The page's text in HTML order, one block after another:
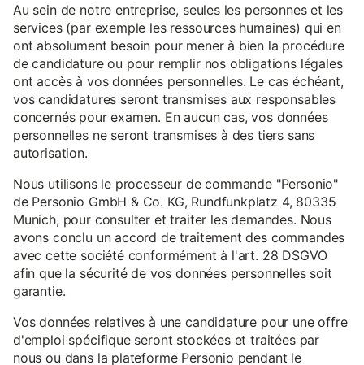
Au sein de notre entreprise, seules les personnes et les
services (par exemple les ressources humaines) qui en
ont absolument besoin pour mener à bien la procédure
de candidature ou pour remplir nos obligations légales
ont accès à vos données personnelles. Le cas échéant,
vos candidatures seront transmises aux responsables
concernés pour examen. En aucun cas, vos données
personnelles ne seront transmises à des tiers sans
autorisation.
Nous utilisons le processeur de commande "Personio"
de Personio GmbH & Co. KG, Rundfunkplatz 4, 80335
Munich, pour consulter et traiter les demandes. Nous
avons conclu un accord de traitement des commandes
avec cette société conformément à l'art. 28 DSGVO
afin que la sécurité de vos données personnelles soit
garantie.
Vos données relatives à une candidature pour une offre
d'emploi spécifique seront stockées et traitées par
nous ou dans la plateforme Personio pendant le